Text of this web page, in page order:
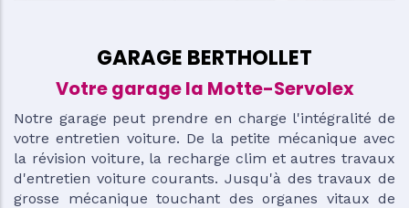
GARAGE BERTHOLLET
Votre garage la Motte-Servolex
Notre garage peut prendre en charge l'intégralité de
votre entretien voiture. De la petite mécanique avec
la révision voiture, la recharge clim et autres travaux
d'entretien voiture courants. Jusqu'à des travaux de
grosse mécanique touchant des organes vitaux de